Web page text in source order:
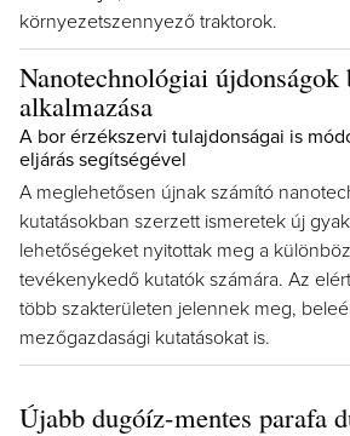
környezetszennyező traktorok.
Nanotechnológiai újdonságok
alkalmazása
A bor érzékszervi tulajdonságai is
eljárás segítségével
A meglehetősen újnak számító
kutatásokban szerzett ismeretek új
lehetőségeket nyitottak meg a
tevékenykedő kutatók számára. Az
több szakterületen jelennek meg,
mezőgazdasági kutatásokat is.
Újabb dugóíz-mentes parafa